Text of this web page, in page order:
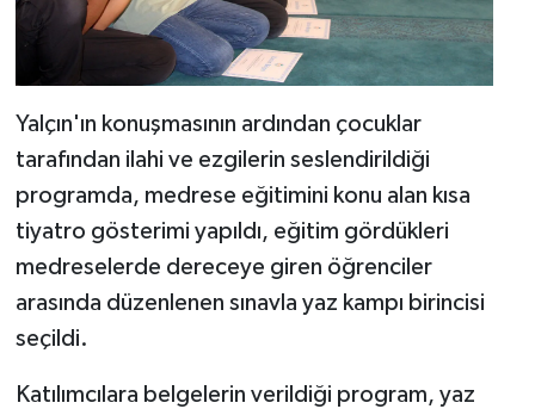
Yalçın'ın konuşmasının ardından çocuklar
tarafından ilahi ve ezgilerin seslendirildiği
programda, medrese eğitimini konu alan kısa
tiyatro gösterimi yapıldı, eğitim gördükleri
medreselerde dereceye giren öğrenciler
arasında düzenlenen sınavla yaz kampı birincisi
seçildi.
Katılımcılara belgelerin verildiği program, yaz